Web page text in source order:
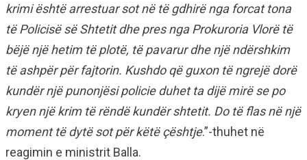
krimi është arrestuar sot në të gdhirë nga forcat tona
të Policisë së Shtetit dhe pres nga Prokuroria Vlorë të
bëjë një hetim të plotë, të pavarur dhe një ndërshkim
të ashpër për fajtorin. Kushdo që guxon të ngrejë dorë
kundër një punonjësi policie duhet ta dijë mirë se po
kryen një krim të rëndë kundër shtetit. Do të flas në një
moment të dytë sot për këtë çështje.”-thuhet në
reagimin e ministrit Balla.